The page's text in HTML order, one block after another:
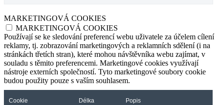
MARKETINGOVÁ COOKIES
MARKETINGOVÁ COOKIES
Používají se ke sledování preferencí webu uživatele za účelem cílení
reklamy, tj. zobrazování marketingových a reklamních sdělení (i na
stránkách třetích stran), které mohou návštěvníka webu zajímat, v
souladu s těmito preferencemi. Marketingové cookies využívají
nástroje externích společností. Tyto marketingové soubory cookie
budou použity pouze s vaším souhlasem.
Cookie Délka Popis